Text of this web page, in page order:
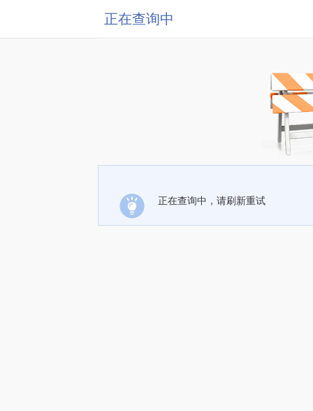
正在查询中
正在查询中，请刷新重试